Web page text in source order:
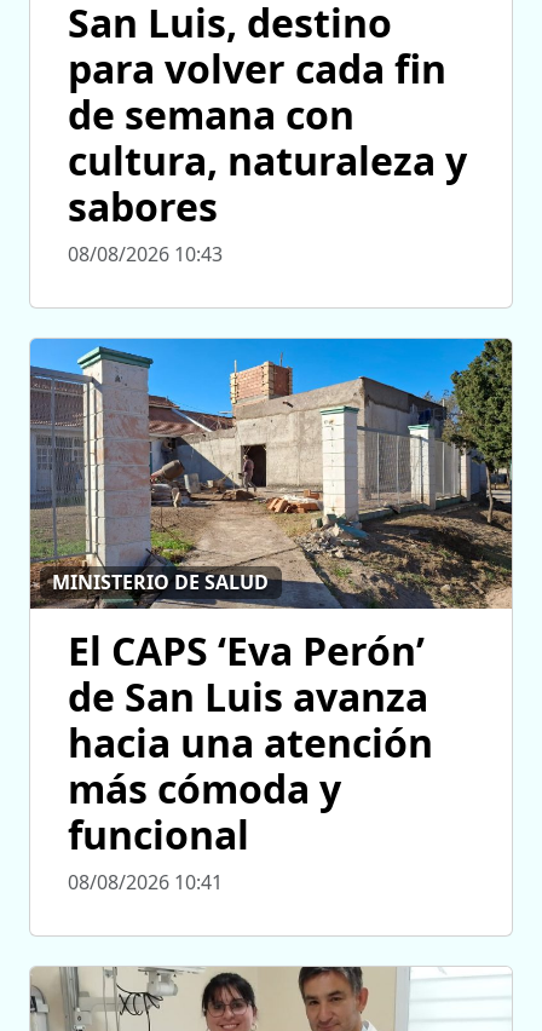
San Luis, destino
para volver cada fin
de semana con
cultura, naturaleza y
sabores
08/08/2026 10:43
MINISTERIO DE SALUD
El CAPS ‘Eva Perón’
de San Luis avanza
hacia una atención
más cómoda y
funcional
08/08/2026 10:41